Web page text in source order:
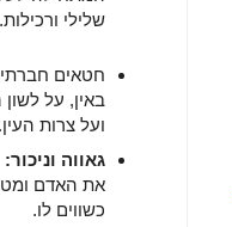
שלילי
חטאים
באין, על
ועל צרות
גאווה וניכור:
את האדם
כשווים לו.